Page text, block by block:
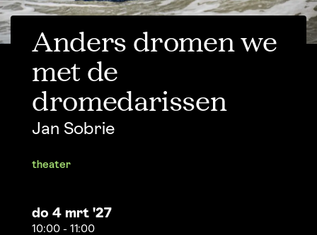
Anders dromen we
met de
dromedarissen
Jan Sobrie
theater
do 4 mrt '27
10:00 - 11:00